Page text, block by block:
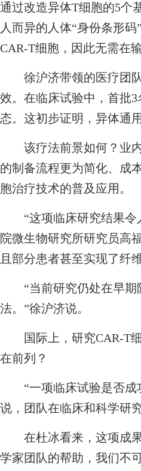
通过改造异体T细胞的5个
人而异的人体“身份条形
CAR-T细胞，因此无需在
徐沪济带领的医疗团队
效。在临床试验中，首批
态。这初步证明，异体通
该疗法前景如何？业内
的制备流程更为简化、成
胞治疗技术的普及应用。
“这项临床研究结果令
院微生物研究所研究员高
且部分患者甚至实现了纤
“当前研究仍处在早期
法。”徐沪济说。
国际上，研究CAR-T细
在前列？
“一项临床试验是否成
说，团队在临床和科学研
在杜冰看来，这项成果
学家团队的帮助，我们不